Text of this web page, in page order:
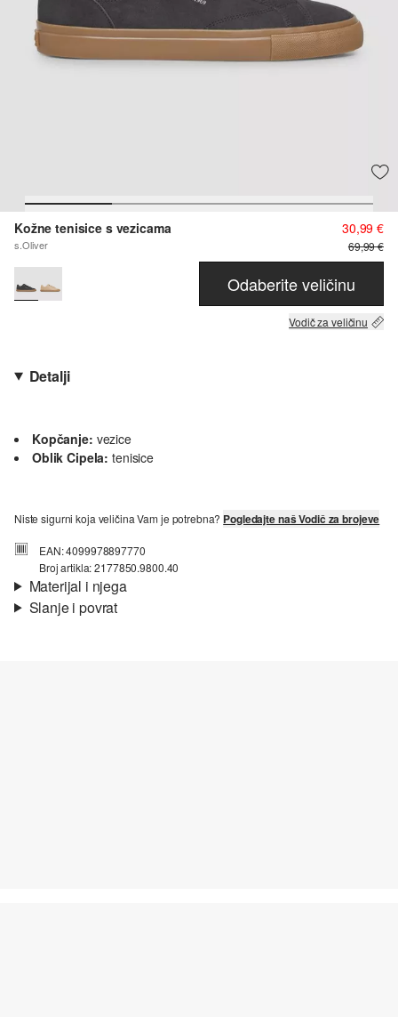
Kožne tenisice s vezicama
s.Oliver
30,99 €
69,99 €
Odaberite veličinu
Vodič za veličinu
Detalji
Kopčanje: vezice
Oblik Cipela: tenisice
Niste sigurni koja veličina Vam je potrebna? Pogledajte naš Vodič za brojeve
EAN: 4099978897770
Broj artikla: 2177850.9800.40
Materijal i njega
Slanje i povrat